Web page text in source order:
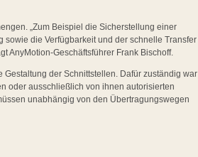
„Zum Beispiel die Sicherstellung einer
die Verfügbarkeit und der schnelle Transfer
AnyMotion-Geschäftsführer Frank Bischoff.
der Schnittstellen. Dafür zuständig war
oder ausschließlich von ihnen autorisierten
unabhängig von den Übertragungswegen